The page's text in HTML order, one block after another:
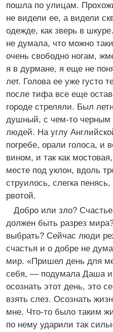
пошла по улицам.
не видели ее, а видели
одежде, как зверь в
не думала, что можно
очень свободно ногам,
я в дурмане, я еще не
лет. Голова ее уже густо
после тифа все еще
городе стреляли. Был
душный, с чем-то черным
людей. На углу
погребе, орали голоса, и
вином, и так как
месте под уклон, вдоль
струилось, слегка
рвотой.
Добро или зло?
должен быть разрез
выбрать? Сейчас люди
счастья и о добре не
мир. «Пришел день для
себя, — подумала Даша и
осознать этот день, это
взять слез. Осознать
мне. Что-то было таким
по нему ударили так